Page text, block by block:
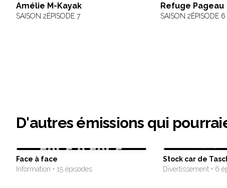
Amélie M-Kayak
SAISON 2ÉPISODE 7
Refuge Pageau
SAISON 2ÉPISODE 6
D'autres émissions qui
Face à face
Information • 15 épisodes
Stock car de
Divertissement • 6